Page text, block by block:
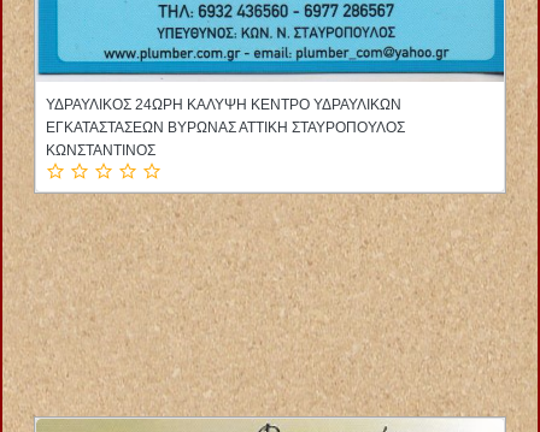
ΑΚΤΙΝΟΛΟΓΟΣ ΑΚΤΙΝΟΔΙΑΓΝΩΣΤΗΣ ΒΟΛΟΣ ΜΑΓΝΗΣΙΑ
ΟΙΚΟΝΟΜΟΥ ΝΙΚΟΛΑΟΣ